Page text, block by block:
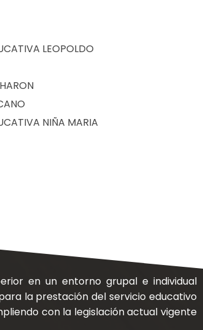
LEOPOLDO
NIÑA MARIA
en un entorno grupal e individual
la prestación del servicio educativo
con la legislación actual vigente